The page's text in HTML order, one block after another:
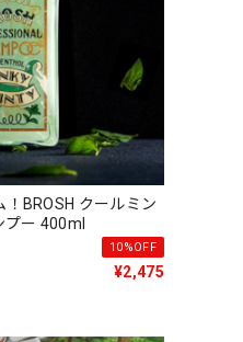
！BROSH クールミン
プー 400ml
10%OFF
¥2,475